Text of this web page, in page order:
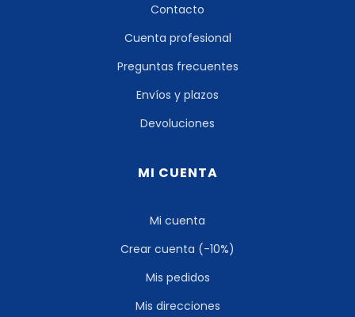
Contacto
Cuenta profesional
Preguntas frecuentes
Envíos y plazos
Devoluciones
MI CUENTA
Mi cuenta
Crear cuenta (-10%)
Mis pedidos
Mis direcciones